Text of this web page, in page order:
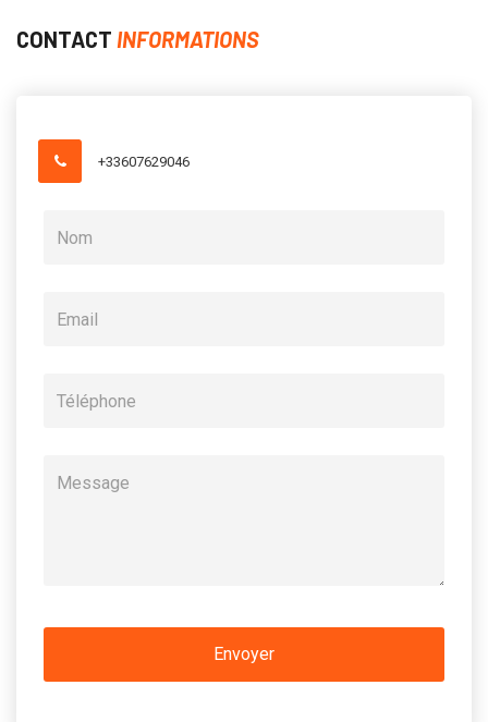
CONTACT INFORMATIONS
+33607629046